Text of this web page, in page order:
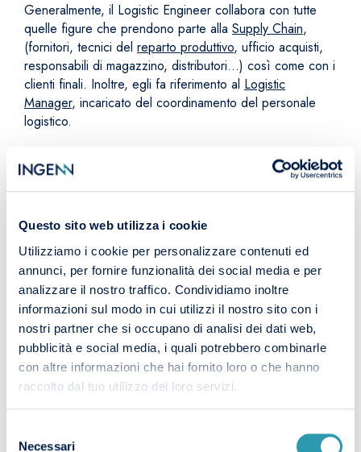
Questo sito web utilizza i cookie
Utilizziamo i cookie per personalizzare contenuti ed
annunci, per fornire funzionalità dei social media e per
analizzare il nostro traffico. Condividiamo inoltre
informazioni sul modo in cui utilizzi il nostro sito con i
nostri partner che si occupano di analisi dei dati web,
pubblicità e social media, i quali potrebbero combinarle
con altre informazioni che hai fornito loro o che hanno
raccolto dal tuo utilizzo dei loro servizi.
Necessari
Generalmente, il Logistic Engineer collabora con tutte
quelle figure che prendono parte alla Supply Chain,
(fornitori, tecnici del reparto produttivo, ufficio acquisti,
responsabili di magazzino, distributori…) così come con i
clienti finali. Inoltre, egli fa riferimento al Logistic
Manager, incaricato del coordinamento del personale
logistico.
ENGINEER
Le attività che svolge l’Ingegnere Logistico possono
essere diverse e variano a seconda dell’azienda
quale opera, delladimensionedi quest’ultima e degli
anni di esperienzadel Logistic Engineer stesso.
Trai principali compiti che può svolgere si trovano:
Organizzazione e pianificazione delle
alle operazioni di stoccaggio delle merci e